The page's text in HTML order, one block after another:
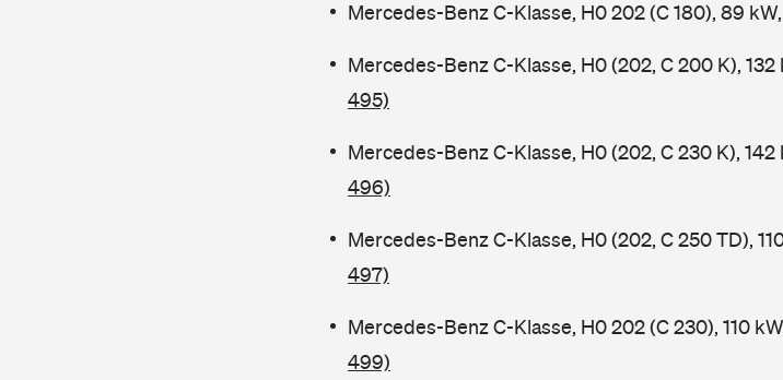
Mercedes-Benz C-Klasse, H0 202 (C 180), 89
Mercedes-Benz C-Klasse, H0 (202, C 200 K),
495)
Mercedes-Benz C-Klasse, H0 (202, C 230 K),
496)
Mercedes-Benz C-Klasse, H0 (202, C 250 TD),
497)
Mercedes-Benz C-Klasse, H0 202 (C 230), 110
499)